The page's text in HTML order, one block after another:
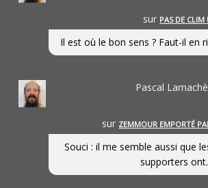
sur PAS DE CLIM !
Il est où le bon sens ? Faut-il en
Pascal
sur ZEMMOUR EMPORTÉ
Souci : il me semble aussi que
supporters